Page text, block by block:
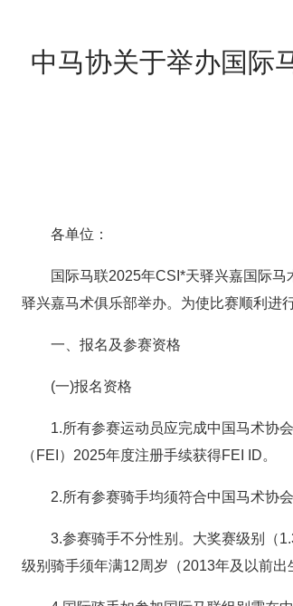
中马协关于举办国际
各单位：
国际马联2025年CSI*天驿兴嘉国际
驿兴嘉马术俱乐部举办。为使比赛顺利进
一、报名及参赛资格
(一)报名资格
1.所有参赛运动员应完成中国马术协
（FEI）2025年度注册手续获得FEI ID。
2.所有参赛骑手均须符合中国马术协
3.参赛骑手不分性别。大奖赛级别（
级别骑手须年满12周岁（2013年及以前